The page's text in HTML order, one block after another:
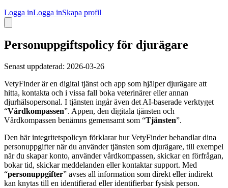
Logga inLogga inSkapa profil
Personuppgiftspolicy för djurägare
Senast uppdaterad: 2026-03-26
VetyFinder är en digital tjänst och app som hjälper djurägare att
hitta, kontakta och i vissa fall boka veterinärer eller annan
djurhälsopersonal. I tjänsten ingår även det AI-baserade verktyget
“Vårdkompassen”. Appen, den digitala tjänsten och
Vårdkompassen benämns gemensamt som “Tjänsten”.
Den här integritetspolicyn förklarar hur VetyFinder behandlar dina
personuppgifter när du använder tjänsten som djurägare, till exempel
när du skapar konto, använder vårdkompassen, skickar en förfrågan,
bokar tid, skickar meddelanden eller kontaktar support. Med
“personuppgifter” avses all information som direkt eller indirekt
kan knytas till en identifierad eller identifierbar fysisk person.